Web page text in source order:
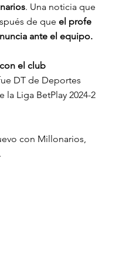
. Una noticia que
de que el profe
ante el equipo.
el club
DT de Deportes
la Liga BetPlay 2024-2
con Millonarios,